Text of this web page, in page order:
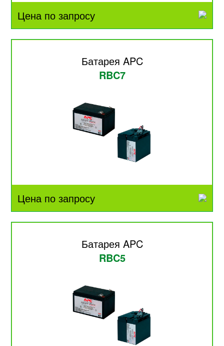
Цена по запросу
Батарея APC
RBC7
Цена по запросу
Батарея APC
RBC5